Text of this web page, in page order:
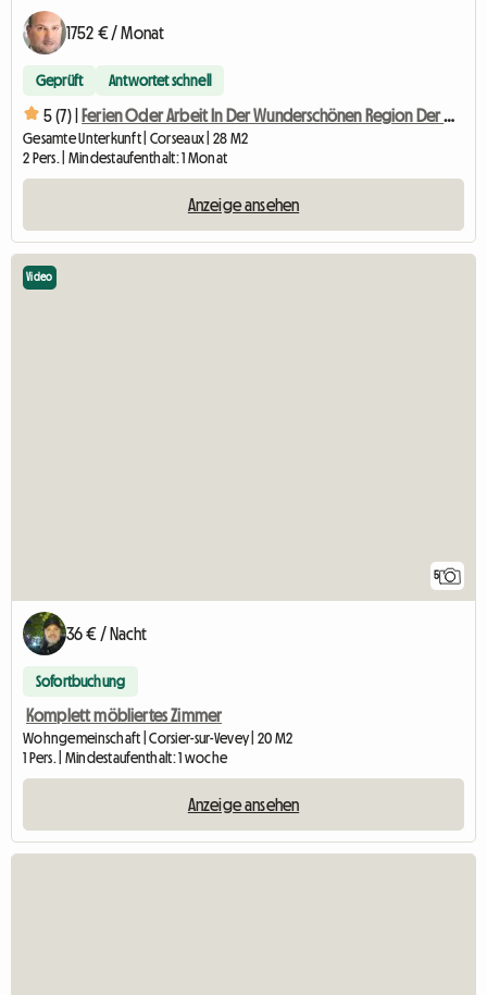
1752 € / Monat
Geprüft Antwortet schnell
5 (7) | Ferien Oder Arbeit In Der Wunderschönen Region Der Waadtländer Riviera
Gesamte Unterkunft | Corseaux | 28 M2
2 Pers. | Mindestaufenthalt: 1 Monat
Anzeige ansehen
5
Video
36 € / Nacht
Sofortbuchung
Komplett möbliertes Zimmer
Wohngemeinschaft | Corsier-sur-Vevey | 20 M2
1 Pers. | Mindestaufenthalt: 1 woche
Anzeige ansehen